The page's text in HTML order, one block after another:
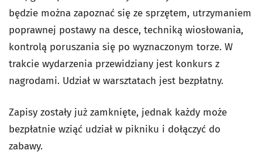
będzie można zapoznać się ze sprzętem, utrzymaniem
poprawnej postawy na desce, techniką wiosłowania,
kontrolą poruszania się po wyznaczonym torze. W
trakcie wydarzenia przewidziany jest konkurs z
nagrodami. Udział w warsztatach jest bezpłatny.
Zapisy zostały już zamknięte, jednak każdy może
bezpłatnie wziąć udział w pikniku i dołączyć do
zabawy.